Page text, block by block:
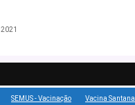
SEMUS - Vacinação Vacina Santana